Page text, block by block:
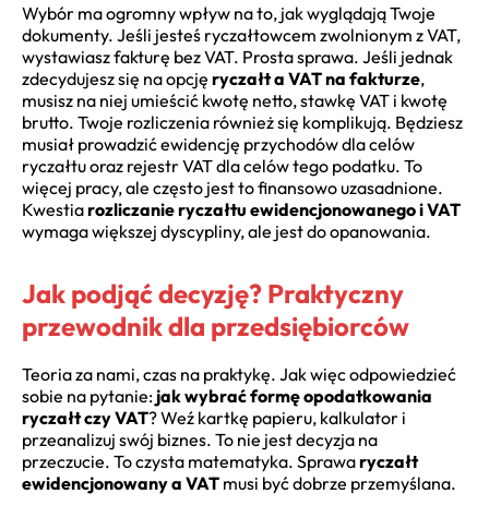
Wybór ma ogromny wpływ na to, jak wyglądają Twoje
dokumenty. Jeśli jesteś ryczałtowcem zwolnionym z VAT,
wystawiasz fakturę bez VAT. Prosta sprawa. Jeśli jednak
zdecydujesz się na opcję ryczałt a VAT na fakturze,
musisz na niej umieścić kwotę netto, stawkę VAT i kwotę
brutto. Twoje rozliczenia również się komplikują. Będziesz
musiał prowadzić ewidencję przychodów dla celów
ryczałtu oraz rejestr VAT dla celów tego podatku. To
więcej pracy, ale często jest to finansowo uzasadnione.
Kwestiarozliczanie ryczałtu ewidencjonowanego i VAT
wymaga większej dyscypliny, ale jest do opanowania.
Jak podjąć decyzję? Praktyczny
przewodnik dla przedsiębiorców
Teoria za nami, czas na praktykę. Jak więc odpowiedzieć
sobie na pytanie: jak wybrać formę opodatkowania
ryczałt czy VAT? Weź kartkę papieru, kalkulator i
przeanalizuj swój biznes. To nie jest decyzja na
przeczucie. To czysta matematyka. Sprawaryczałt
ewidencjonowany a VAT musi być dobrze przemyślana.